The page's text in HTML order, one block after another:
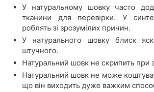
У натуральному шовку часто
тканини для перевірки. У
роблять зі зрозумілих причин.
У натурального шовку блиск
штучного.
Натуральний шовк не скрипить при
Натуральний шовк не може
що він виходить дуже важким